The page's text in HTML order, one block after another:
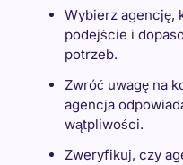
Wybierz agencję,
podejście i
potrzeb.
Zwróć uwagę na
agencja
wątpliwości.
Zweryfikuj, czy